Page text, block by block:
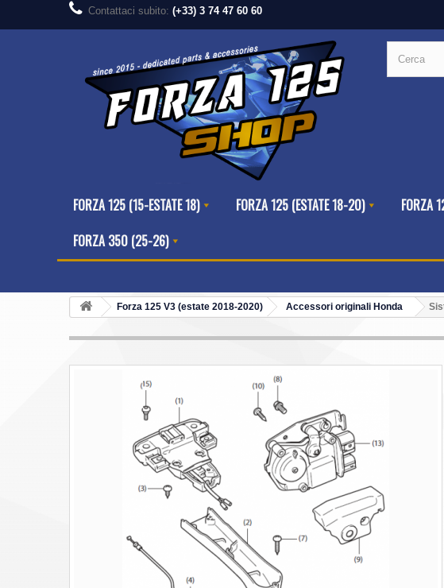
Contattaci subito: (+33) 3 74 47 60 60
FORZA 125 (15-ESTATE 18) FORZA 125 (ESTATE 18-20) FORZA
FORZA 350 (25-26)
Forza 125 V3 (estate 2018-2020) Accessori originali Honda